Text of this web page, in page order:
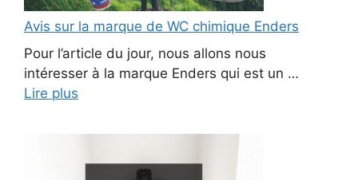
Avis sur la marque de WC chimique Enders
Pour l’article du jour, nous allons nous
intéresser à la marque Enders qui est un …
Lire plus